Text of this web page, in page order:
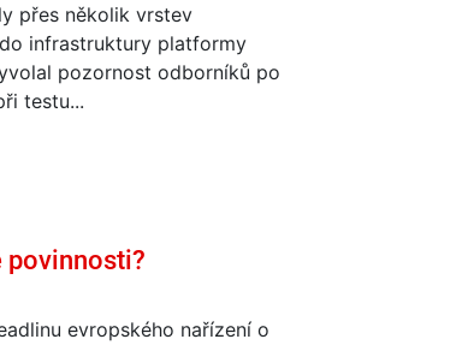
přes několik vrstev
infrastruktury platformy
pozornost odborníků po
testu...
povinnosti?
evropského nařízení o